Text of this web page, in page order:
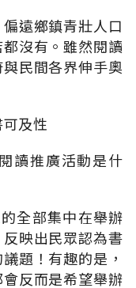
遠鄉鎮青壯人口
沒有。雖然閱讀
民間各界伸手奧
及性
讀推廣活動是什
全部集中在舉辦
映出民眾認為書
題！有趣的是，
反而是希望舉辦